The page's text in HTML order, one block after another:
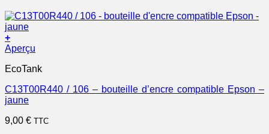
+
Aperçu
EcoTank
C13T00R440 / 106 – bouteille d’encre compatible Epson –
jaune
9,00 € TTC